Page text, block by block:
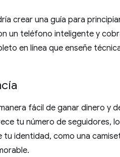
crear una guía para
un teléfono inteligente y
en línea que enseñe
fácil de ganar dinero y
tu número de seguidores,
tu identidad, como una